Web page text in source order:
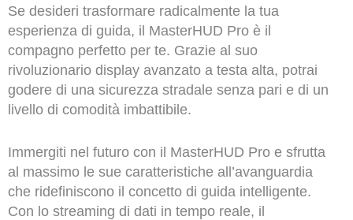
Se desideri trasformare radicalmente la tua
esperienza di guida, il MasterHUD Pro è il
compagno perfetto per te. Grazie al suo
rivoluzionario display avanzato a testa alta, potrai
godere di una sicurezza stradale senza pari e di un
livello di comodità imbattibile.
Immergiti nel futuro con il MasterHUD Pro e sfrutta
al massimo le sue caratteristiche all’avanguardia
che ridefiniscono il concetto di guida intelligente.
Con lo streaming di dati in tempo reale, il